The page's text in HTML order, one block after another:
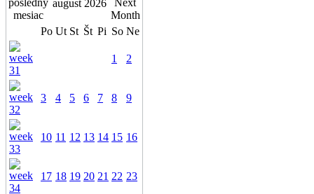
august 2026
Po Ut St Št Pi So Ne
1 2
3 4 5 6 7 8 9
10 11 12 13 14 15 16
17 18 19 20 21 22 23